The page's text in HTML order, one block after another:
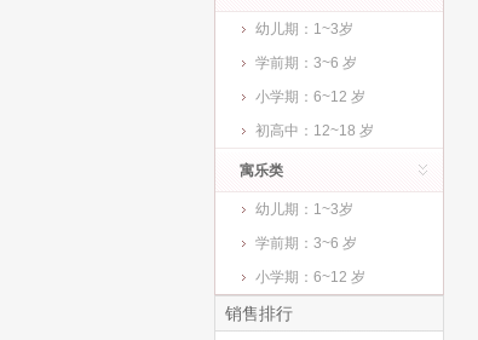
幼儿期：1~3岁
学前期：3~6 岁
小学期：6~12 岁
初高中：12~18 岁
寓乐类
幼儿期：1~3岁
学前期：3~6 岁
小学期：6~12 岁
销售排行